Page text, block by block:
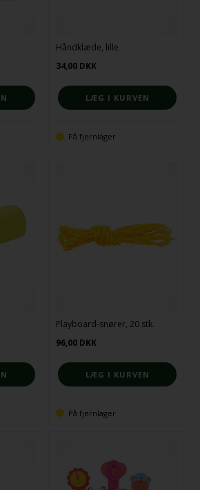
Håndklæde, lille
34,00 DKK
På fjernlager
Playboard-snører, 20 stk.
96,00 DKK
På fjernlager